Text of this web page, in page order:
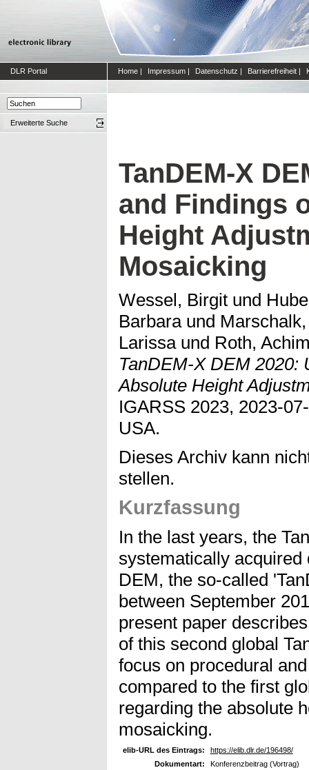
DLR Portal Home | Impressum | Datenschutz | Barrierefreiheit |
Erweiterte Suche
TanDEM-X
and Findings
Height
Mosaicking
Wessel, Birgit und
Barbaraund
Larissaund Roth,
TanDEM-X DEM 2020:
Absolute Height
IGARSS 2023, 2023-
USA.
Dieses Archiv kann
stellen.
Kurzfassung
In the last years, the
systematically acquired
DEM, the so-called
between September
present paper
of this second global
focus on procedural
compared to the first
regarding the absolute
mosaicking.
elib-URL des Eintrags:
https://elib.dlr.de/196498/
Dokumentart:
Konferenzbeitrag (Vortrag)